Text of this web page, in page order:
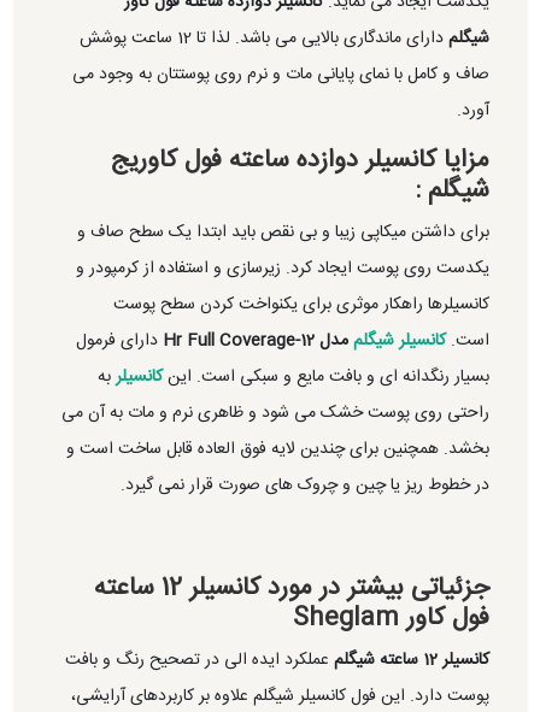
شیگلم
دارای ماندگاری بالایی می باشد. لذا تا 12 ساعت پوشش
صاف و کامل با نمای پایانی مات و نرم روی پوستتان به وجود می
آورد.
مزایا کانسیلر دوازده ساعته فول کاوریج
شیگلم :
برای داشتن میکاپی زیبا و بی نقص باید ابتدا یک سطح صاف و
یکدست روی پوست ایجاد کرد. زیرسازی و استفاده از کرمپودر و
کانسیلرها راهکار موثری برای یکنواخت کردن سطح پوست
است.کانسیلر شیگلممدل 12-Hr Full Coverage
دارای فرمول
بسیار رنگدانه ای و بافت مایع و سبکی است. اینکانسیلربه
راحتی روی پوست خشک می شود و ظاهری نرم و مات به آن می
بخشد. همچنین برای چندین لایه فوق العاده قابل ساخت است و
در خطوط ریز یا چین و چروک های صورت قرار نمی گیرد.
جزئیاتی بیشتر در مورد کانسیلر 12 ساعته
فول کاور Sheglam
کانسیلر 12 ساعته شیگلم
عملکرد ایده الی در تصحیح رنگ و بافت
پوست دارد. این فول کانسیلر شیگلم علاوه بر کاربردهای آرایشی،